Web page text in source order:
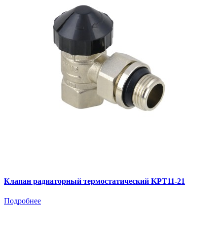
Клапан радиаторный термостатический KPT11-21
Подробнее